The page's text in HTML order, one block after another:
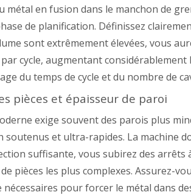
métal en fusion dans le manchon de
de planification. Définissez
sont extrêmement élevées, vous
cycle, augmentant
du temps de cycle et du nombre de
pièces et épaisseur de paroi
exige souvent des parois plus
et ultra-rapides. La machine
suffisante, vous subirez des
pièces les plus complexes. Assurez-
nécessaires pour forcer le métal dans